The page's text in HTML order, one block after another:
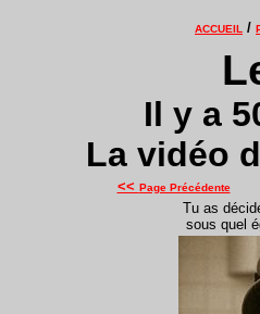
ACCUEIL /
Il y a
La vidéo
<< Page Précédente
Tu as
sous quel